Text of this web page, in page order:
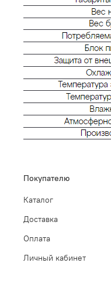
Покупателю
Каталог
Доставка
Оплата
Личный кабинет